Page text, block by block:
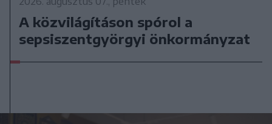
A közvilágításon spórol a
sepsiszentgyörgyi önkormányzat